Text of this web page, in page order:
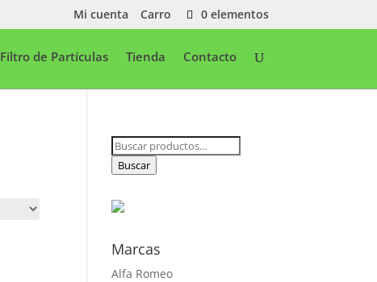
Mi cuenta Carro 0 elementos
Filtro de Partículas Tienda Contacto
Buscar
por:
Buscar
Marcas
Alfa Romeo